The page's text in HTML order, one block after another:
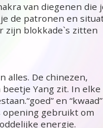
van diegenen die
de patronen en
zijn blokkade`s zitten
alles. De chinezen,
Yang zit. In elke
en “kwaad”
opening gebruikt om
energie.